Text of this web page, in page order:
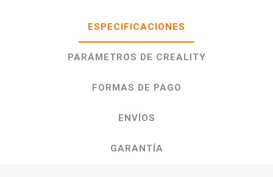
ESPECIFICACIONES
PARÁMETROS DE CREALITY
FORMAS DE PAGO
ENVÍOS
GARANTÍA